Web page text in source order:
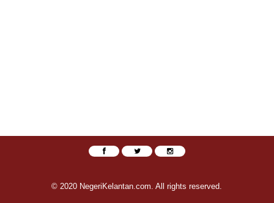
© 2020 NegeriKelantan.com. All rights reserved.